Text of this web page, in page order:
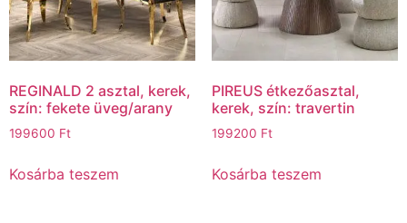
REGINALD 2 asztal, kerek,
szín: fekete üveg/arany
199600 Ft
Kosárba teszem
PIREUS étkezőasztal,
kerek, szín: travertin
199200 Ft
Kosárba teszem